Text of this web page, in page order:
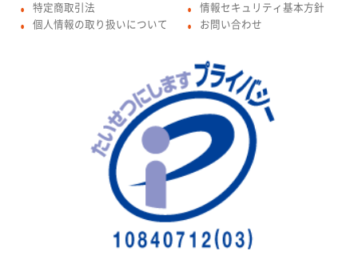
● 特定商取引法
● 個人情報の取り扱いについて
● 情報セキュリティ基本方針
● お問い合わせ